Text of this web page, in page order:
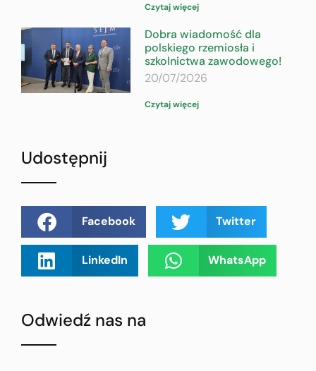
Czytaj więcej
Dobra wiadomość dla
polskiego rzemiosła i
szkolnictwa zawodowego!
20/07/2026
Czytaj więcej
Udostępnij
Facebook Twitter
LinkedIn WhatsApp
Odwiedź nas na